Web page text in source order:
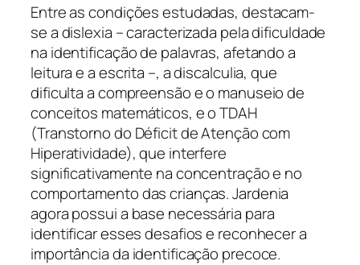
Entre as condições estudadas, destacam-
se a dislexia – caracterizada pela dificuldade
na identificação de palavras, afetando a
leitura e a escrita –, a discalculia, que
dificulta a compreensão e o manuseio de
conceitos matemáticos, e o TDAH
(Transtorno do Déficit de Atenção com
Hiperatividade), que interfere
significativamente na concentração e no
comportamento das crianças. Jardenia
agora possui a base necessária para
identificar esses desafios e reconhecer a
importância da identificação precoce.